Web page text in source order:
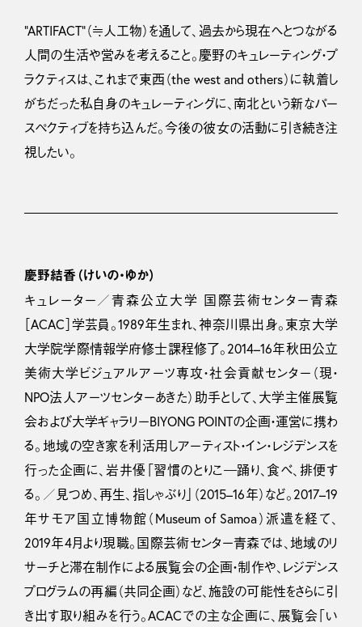
“ARTIFACT”（≒人工物）を通して、過去から現在へとつながる
人間の生活や営みを考えること。慶野のキュレーティング・プ
ラクティスは、これまで東西（the west and others）に執着し
がちだった私自身のキュレーティングに、南北という新なパー
スペクティブを持ち込んだ。今後の彼女の活動に引き続き注
視したい。
慶野結香（けいの・ゆか）
キュレーター／青森公立大学 国際芸術センター青森
［ACAC］学芸員。1989年生まれ、神奈川県出身。東京大学
大学院学際情報学府修士課程修了。2014–16年秋田公立
美術大学ビジュアルアーツ専攻・社会貢献センター（現・
NPO法人アーツセンターあきた）助手として、大学主催展覧
会および大学ギャラリーBIYONG POINTの企画・運営に携わ
る。地域の空き家を利活用しアーティスト・イン・レジデンスを
行った企画に、岩井優「習慣のとりこ―踊り、食べ、排便す
る。／見つめ、再生、指しゃぶり」（2015–16年）など。2017–19
年サモア国立博物館（Museum of Samoa）派遣を経て、
2019年4月より現職。国際芸術センター青森では、地域のリ
サーチと滞在制作による展覧会の企画・制作や、レジデンス
プログラムの再編（共同企画）など、施設の可能性をさらに引
き出す取り組みを行う。ACACでの主な企画に、展覧会「い